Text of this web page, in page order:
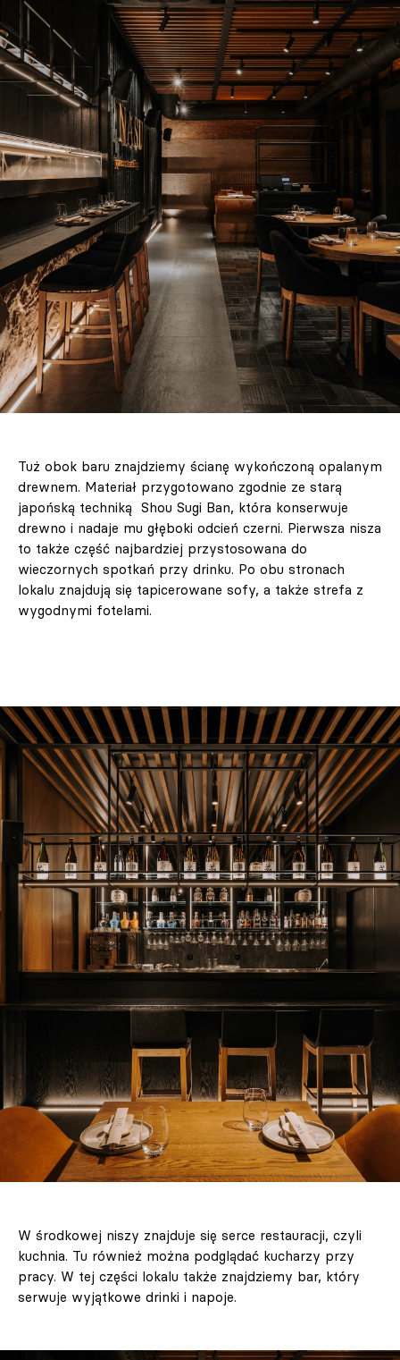
Tuż obok baru znajdziemy ścianę wykończoną opalanym
drewnem. Materiał przygotowano zgodnie ze starą
japońską techniką Shou Sugi Ban, która konserwuje
drewno i nadaje mu głęboki odcień czerni. Pierwsza nisza
to także część najbardziej przystosowana do
wieczornych spotkań przy drinku. Po obu stronach
lokalu znajdują się tapicerowane sofy, a także strefa z
wygodnymi fotelami.
W środkowej niszy znajduje się serce restauracji, czyli
kuchnia. Tu również można podglądać kucharzy przy
pracy. W tej części lokalu także znajdziemy bar, który
serwuje wyjątkowe drinki i napoje.